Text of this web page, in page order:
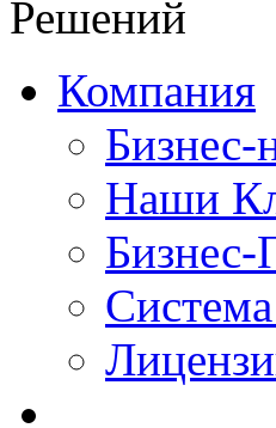
Компания
Бизнес-
Наши
Система